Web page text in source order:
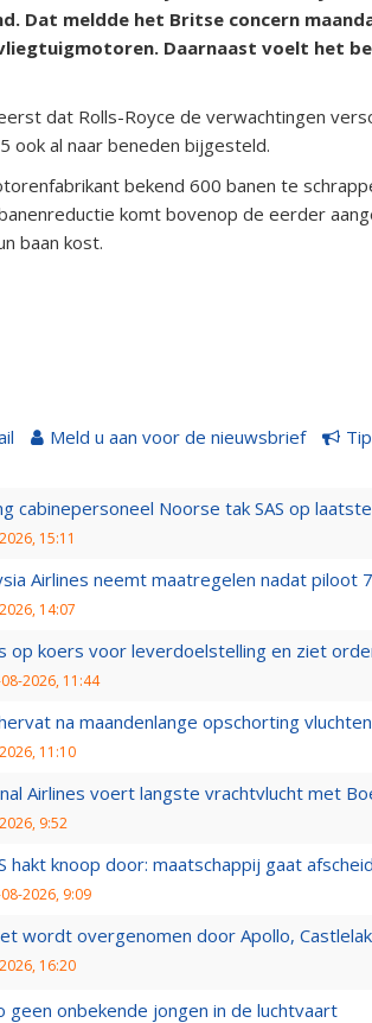
Dat meldde het Britse concern
Daarnaast voelt het
dat Rolls-Royce de verwachtingen
ook al naar beneden bijgesteld.
bekend 600 banen te
komt bovenop de eerder
baan kost.
Meld u aan voor de nieuwsbrief
cabinepersoneel Noorse tak SAS op
15:11
Airlines neemt maatregelen nadat piloot
14:07
op koers voor leverdoelstelling en ziet
2026, 11:44
na maandenlange opschorting
11:10
Airlines voert langste vrachtvlucht met
9:52
hakt knoop door: maatschappij gaat
2026, 9:09
wordt overgenomen door Apollo,
16:20
geen onbekende jongen in de luchtvaart